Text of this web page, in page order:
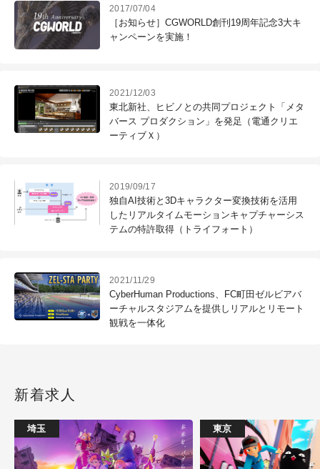
2017/07/04
［お知らせ］CGWORLD創刊19周年記念3大キ
ャンペーンを実施！
2021/12/03
東北新社、ヒビノとの共同プロジェクト「メタ
バース プロダクション」を発足（電通クリエ
ーティブＸ）
2019/09/17
独自AI技術と3Dキャラクター変換技術を活用
したリアルタイムモーションキャプチャーシス
テムの特許取得（トライフォート）
2021/11/29
CyberHuman Productions、FC町田ゼルビアバ
ーチャルスタジアムを提供しリアルとリモート
観戦を一体化
新着求人
埼玉 東京